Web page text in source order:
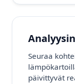
Seuraa
päivittyvät